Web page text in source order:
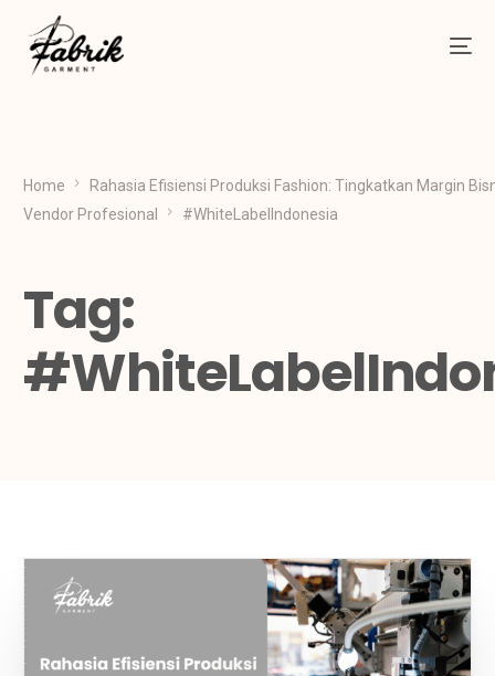
Home
Rahasia Efisiensi Produksi Fashion: Tingkatkan Margin
Vendor Profesional
#WhiteLabelIndonesia
Tag: